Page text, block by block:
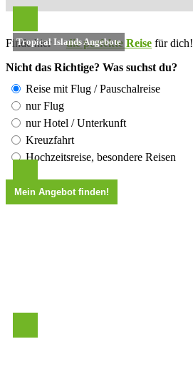
Finde hier die perfekte Reise für dich!
Nicht das Richtige? Was suchst du?
Reise mit Flug / Pauschalreise
nur Flug
nur Hotel / Unterkunft
Kreuzfahrt
Hochzeitsreise, besondere Reisen
Tropical Islands Angebote